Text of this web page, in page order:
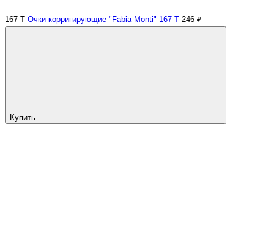
167 Т Очки корригирующие "Fabia Monti" 167 Т 246 ₽
Купить